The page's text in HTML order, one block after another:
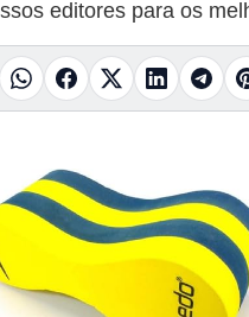
editores para os